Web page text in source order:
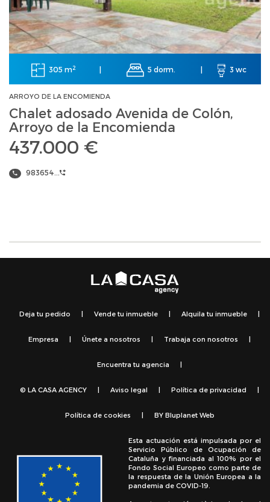
305 m2 5 dorm. 3 wc
ARROYO DE LA ENCOMIENDA
Chalet adosado Avenida de Colón,
Arroyo de la Encomienda
437.000 €
983654...
Deja tu pedido Vende tu inmueble Alquila tu inmueble
Empresa Únete a nosotros Trabaja con nosotros
Encuentra tu agencia
© LA CASA AGENCY Aviso legal Política de privacidad
Política de cookies BY Bluplanet Web
Esta actuación está impulsada por el
Servicio Público de Ocupación de
Cataluña y financiada al 100% por el
Fondo Social Europeo como parte de
la respuesta de la Unión Europea a la
pandemia de COVID-19.